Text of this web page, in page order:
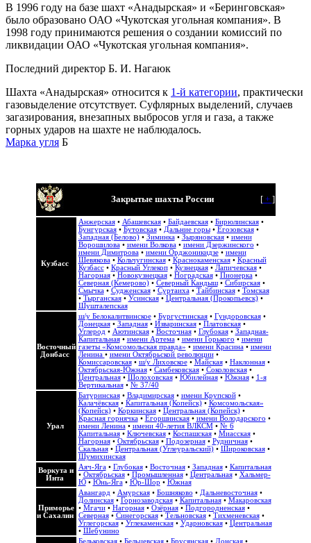
В 1996 году на базе шахт «Анадырская» и «Беринговская»
было образовано ОАО «Чукотская угольная компания». В
1998 году принимаются решения о создании комиссий по
ликвидации ОАО «Чукотская угольная компания».
Последний директор Б. И. Нагаюк
Шахта «Анадырская» относится к 1-й категории, практически
газовыделение отсутствует. Суфлярных выделений, случаев
загазирования, внезапных выбросов угля и газа, а также
горных ударов на шахте не наблюдалось.
Марка угля Б
[+ ]
Закрытые шахты России
Кузбасс
Анжерская• Абашевская• Байдаевская• Бирюлинская•
Бунгурская• Бутовская• Дальние горы• Егозовская•
Западная (Белово)• Зиминка• Зыряновская• имени
Ворошилова• имени Волкова• имени Дзержинского •
имени Димитрова• имени Орджоникидзе• имени
Шевякова• Кольчугинская• Краснокаменская• Красный
Кузбасс• Красный Углекоп• Кузнецкая• Лапичевская•
Нагорная• Новокузнецкая• Ноградская• Пионерка•
Северная (Кемерово)• Северный Кандыш• Сибирская•
Смычка• Судженская• Суртаиха• Тайбинская• Томская
• Тырганская• Усинская• Центральная (Прокопьевск)•
Шушталепская
Восточный
Донбасс
ш/у Белокалитвинское• Бургустинская• Гундоровская•
Донецкая• Западная• Изваринская• Платовская•
Углерод • Аютинская• Восточная• Глубокая• Западная-
Капитальная• имени Артема• имени Горького • имени
газеты «Комсомольская правда» • имени Красина• имени
Ленина • имени Октябрьской революции•
Комиссаровская• ш/у Лиховское• Майская• Наклонная•
Октябрьская-Южная• Самбековская• Соколовская•
Центральная• Шолоховская• Юбилейная• Южная• 1-я
Вертикальная• № 37/40
Урал
Батуринская• Владимирская• имени Крупской•
Калачёвская• Капитальная (Копейск)• Комсомольская»
(Копейск)• Коркинская• Центральная (Копейск)•
Красная горнячка• Егоршинская• имени Володарского •
имени Ленина• имени 40-летия ВЛКСМ• № 6
Капитальная• Ключевская• Коспашская• Миасская•
Нагорная• Октябрьская• Подозерная• Рудничная•
Скальная• Центральная (Углеуральский)• Широковская•
Шумихинская
Воркута и
Инта
Аяч-Яга• Глубокая• Восточная• Западная• Капитальная
• Октябрьская• Промышленная• Центральная• Хальмер-
Ю• Юнь-Яга• Юр-Шор • Южная
Приморье
и Сахалин
Авангард • Амурская• Бошняково • Дальневосточная•
Долинская• Горнозаводская• Капитальная• Макаровская
• Мгачи• Нагорная• Озёрная• Подгородненская•
Северная• Синегорская• Тельновская• Тихменевская•
Углегорская• Углекаменская• Ударновская• Центральная
• Шебунино
Бельковская• Бельцевская• Брусянская• Донская•